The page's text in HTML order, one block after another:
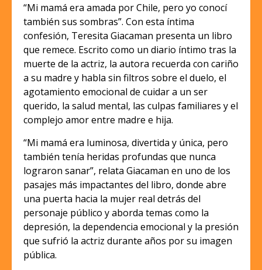
“Mi mamá era amada por Chile, pero yo conocí
también sus sombras”. Con esta íntima
confesión, Teresita Giacaman presenta un libro
que remece. Escrito como un diario íntimo tras la
muerte de la actriz, la autora recuerda con cariño
a su madre y habla sin filtros sobre el duelo, el
agotamiento emocional de cuidar a un ser
querido, la salud mental, las culpas familiares y el
complejo amor entre madre e hija.
“Mi mamá era luminosa, divertida y única, pero
también tenía heridas profundas que nunca
lograron sanar”, relata Giacaman en uno de los
pasajes más impactantes del libro, donde abre
una puerta hacia la mujer real detrás del
personaje público y aborda temas como la
depresión, la dependencia emocional y la presión
que sufrió la actriz durante años por su imagen
pública.